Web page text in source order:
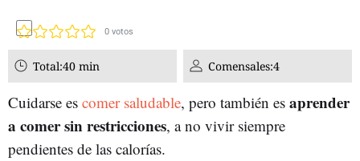
0 votos
Total:40 min Comensales:4
Cuidarse es comer saludable, pero también es aprender
a comer sin restricciones, a no vivir siempre
pendientes de las calorías.